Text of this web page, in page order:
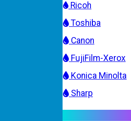
Ricoh
Toshiba
Canon
FujiFilm-Xerox
Konica Minolta
Sharp